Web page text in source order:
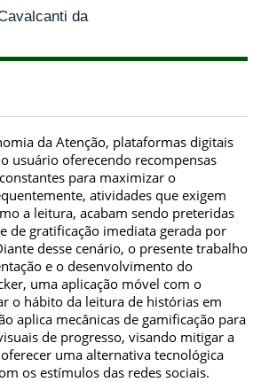
da
da Atenção, plataformas digitais
usuário oferecendo recompensas
para maximizar o
atividades que exigem
a leitura, acabam sendo preteridas
de gratificação imediata gerada por
desse cenário, o presente trabalho
e o desenvolvimento do
uma aplicação móvel com o
o hábito da leitura de histórias em
aplica mecânicas de gamificação para
de progresso, visando mitigar a
uma alternativa tecnológica
os estímulos das redes sociais.